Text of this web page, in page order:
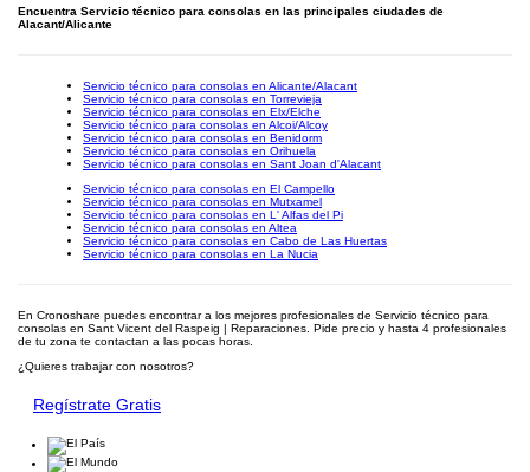
Encuentra Servicio técnico para consolas en las principales ciudades de
Alacant/Alicante
Servicio técnico para consolas en Alicante/Alacant
Servicio técnico para consolas en Torrevieja
Servicio técnico para consolas en Elx/Elche
Servicio técnico para consolas en Alcoi/Alcoy
Servicio técnico para consolas en Benidorm
Servicio técnico para consolas en Orihuela
Servicio técnico para consolas en Sant Joan d'Alacant
Servicio técnico para consolas en El Campello
Servicio técnico para consolas en Mutxamel
Servicio técnico para consolas en L' Alfas del Pi
Servicio técnico para consolas en Altea
Servicio técnico para consolas en Cabo de Las Huertas
Servicio técnico para consolas en La Nucia
En Cronoshare puedes encontrar a los mejores profesionales de Servicio técnico para
consolas en Sant Vicent del Raspeig | Reparaciones. Pide precio y hasta 4 profesionales
de tu zona te contactan a las pocas horas.
¿Quieres trabajar con nosotros?
Regístrate Gratis